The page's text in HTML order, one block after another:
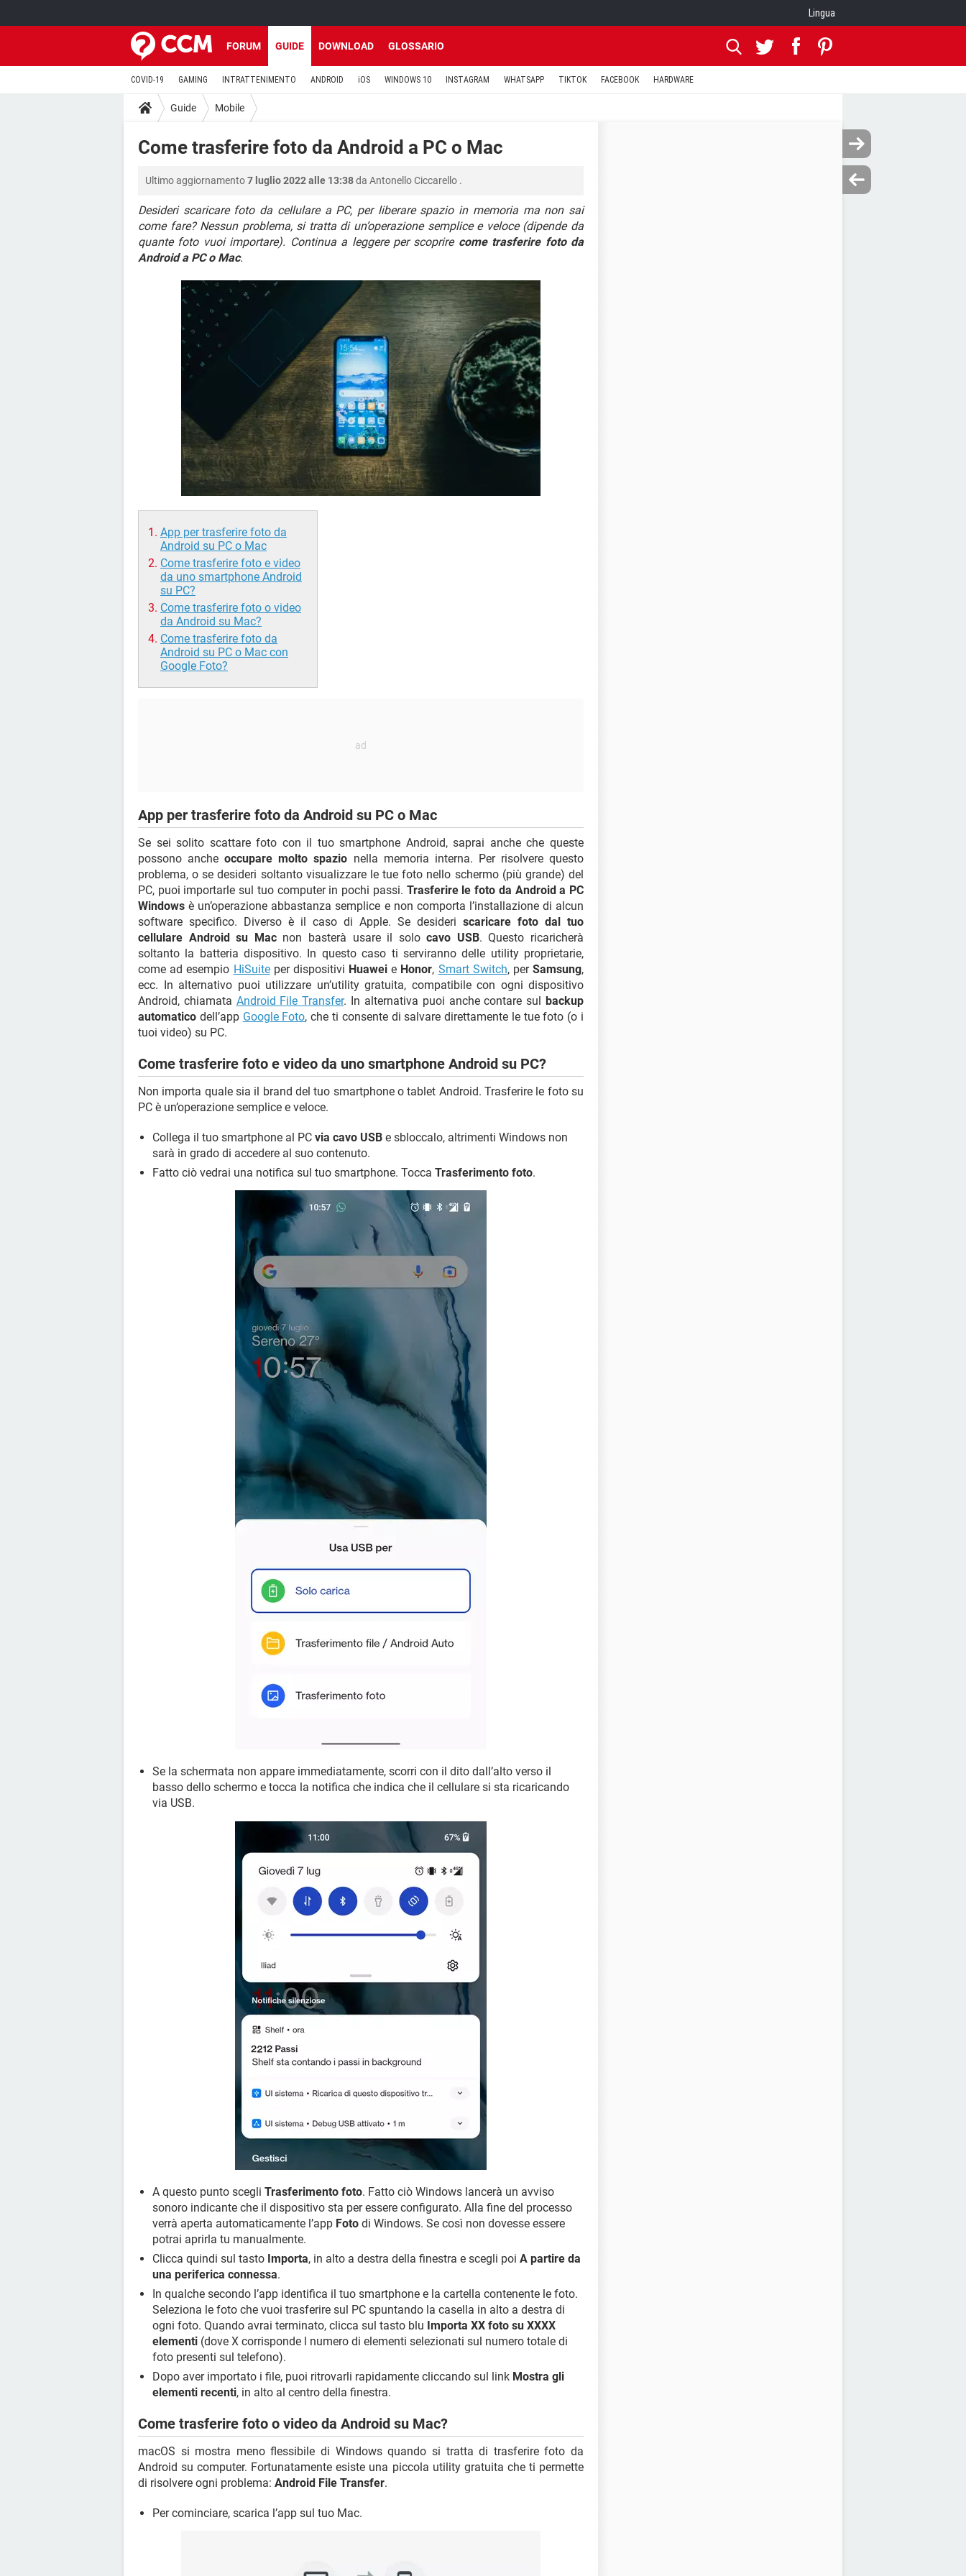
Lingua
FORUM GUIDE DOWNLOAD GLOSSARIO
COVID-19 GAMING INTRATTENIMENTO ANDROID iOS WINDOWS 10 INSTAGRAM WHATSAPP TIKTOK FACEBOOK HARDWARE
Guide Mobile
Come trasferire foto da Android a PC o Mac
Ultimo aggiornamento7 luglio 2022 alle 13:38da Antonello Ciccarello .
Desideri scaricare foto da cellulare a PC, per liberare spazio in memoria ma non sai
come fare? Nessun problema, si tratta di un’operazione semplice e veloce (dipende da
quante foto vuoi importare). Continua a leggere per scoprire come trasferire foto da
Android a PC o Mac.
App per trasferire foto da
Android su PC o Mac
Come trasferire foto e video
da uno smartphone Android
su PC?
Come trasferire foto o video
da Android su Mac?
Come trasferire foto da
Android su PC o Mac con
Google Foto?
App per trasferire foto da Android su PC o Mac
Se sei solito scattare foto con il tuo smartphone Android, saprai anche che queste
possono ancheoccupare molto spazio nella memoria interna. Per risolvere questo
problema, o se desideri soltanto visualizzare le tue foto nello schermo (più grande) del
PC, puoi importarle sul tuo computer in pochi passi. Trasferire le foto da Android a PC
Windows è un’operazione abbastanza semplice e non comporta l’installazione di alcun
software specifico. Diverso è il caso di Apple. Se desideri scaricare foto dal tuo
cellulare Android su Macnon basterà usare il solocavo USB. Questo ricaricherà
soltanto la batteria dispositivo. In questo caso ti serviranno delle utility proprietarie,
come ad esempio HiSuiteper dispositivi Huawei e Honor, Smart Switch, perSamsung,
ecc. In alternativo puoi utilizzare un’utility gratuita, compatibile con ogni dispositivo
Android, chiamata Android File Transfer. In alternativa puoi anche contare sulbackup
automatico dell’app Google Foto, che ti consente di salvare direttamente le tue foto (o i
tuoi video) su PC.
Come trasferire foto e video da uno smartphone Android su PC?
Non importa quale sia il brand del tuo smartphone o tablet Android. Trasferire le foto su
PC è un’operazione semplice e veloce.
Collega il tuo smartphone al PC via cavo USB e sbloccalo, altrimenti Windows non
sarà in grado di accedere al suo contenuto.
Fatto ciò vedrai una notifica sul tuo smartphone. Tocca Trasferimento foto.
Se la schermata non appare immediatamente, scorri con il dito dall’alto verso il
basso dello schermo e tocca la notifica che indica che il cellulare si sta ricaricando
via USB.
A questo punto scegli Trasferimento foto. Fatto ciò Windows lancerà un avviso
sonoro indicante che il dispositivo sta per essere configurato. Alla fine del processo
verrà aperta automaticamente l’app Foto di Windows. Se così non dovesse essere
potrai aprirla tu manualmente.
Clicca quindi sul tasto Importa, in alto a destra della finestra e scegli poi A partire da
una periferica connessa.
In qualche secondo l’app identifica il tuo smartphone e la cartella contenente le foto.
Seleziona le foto che vuoi trasferire sul PC spuntando la casella in alto a destra di
ogni foto. Quando avrai terminato, clicca sul tasto blu Importa XX foto su XXXX
elementi (dove X corrisponde l numero di elementi selezionati sul numero totale di
foto presenti sul telefono).
Dopo aver importato i file, puoi ritrovarli rapidamente cliccando sul link Mostra gli
elementi recenti, in alto al centro della finestra.
Come trasferire foto o video da Android su Mac?
macOS si mostra meno flessibile di Windows quando si tratta di trasferire foto da
Android su computer. Fortunatamente esiste una piccola utility gratuita che ti permette
di risolvere ogni problema: Android File Transfer.
Per cominciare, scarica l’app sul tuo Mac.